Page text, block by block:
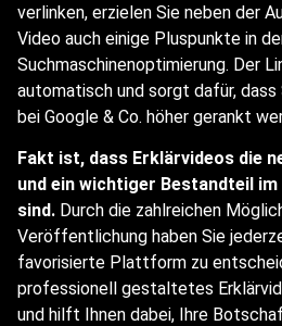
verlinken, erzielen Sie neben der
Video auch einige Pluspunkte in
Suchmaschinenoptimierung. Der
automatisch und sorgt dafür, dass
bei Google & Co. höher gerankt
Fakt ist, dass Erklärvideos die
und ein wichtiger Bestandteil
sind. Durch die zahlreichen
Veröffentlichung haben Sie
favorisierte Plattform zu
professionell gestaltetes
und hilft Ihnen dabei, Ihre